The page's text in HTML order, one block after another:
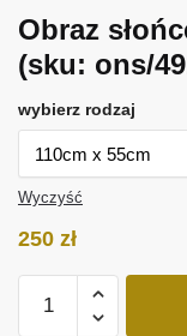
Obraz
(sku: ons/
wybierz rodzaj
Wyczyść
250 zł
Obraz